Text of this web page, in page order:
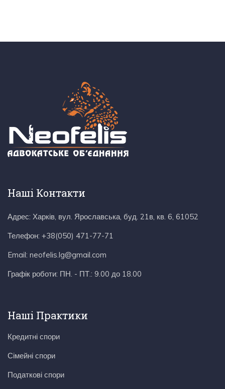
Наші Контакти
Адрес: Харків, вул. Ярославська, буд. 21в, кв. 6, 61052
Телефон: +38(050) 471-77-71
Email: neofelis.lg@gmail.com
Графік роботи: ПН. - ПТ.: 9.00 до 18.00
Наші Практики
Кредитні спори
Сімейні спори
Податкові спори